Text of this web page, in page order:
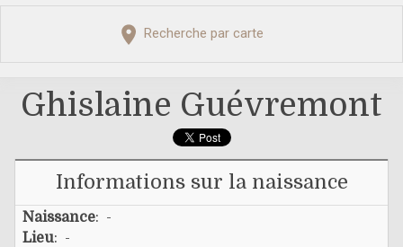
Recherche par carte
Ghislaine Guévremont
Informations sur la naissance
Naissance: -
Lieu: -